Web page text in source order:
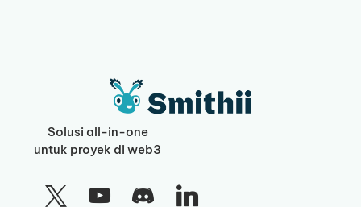
Solusi all-in-one
untuk proyek di web3